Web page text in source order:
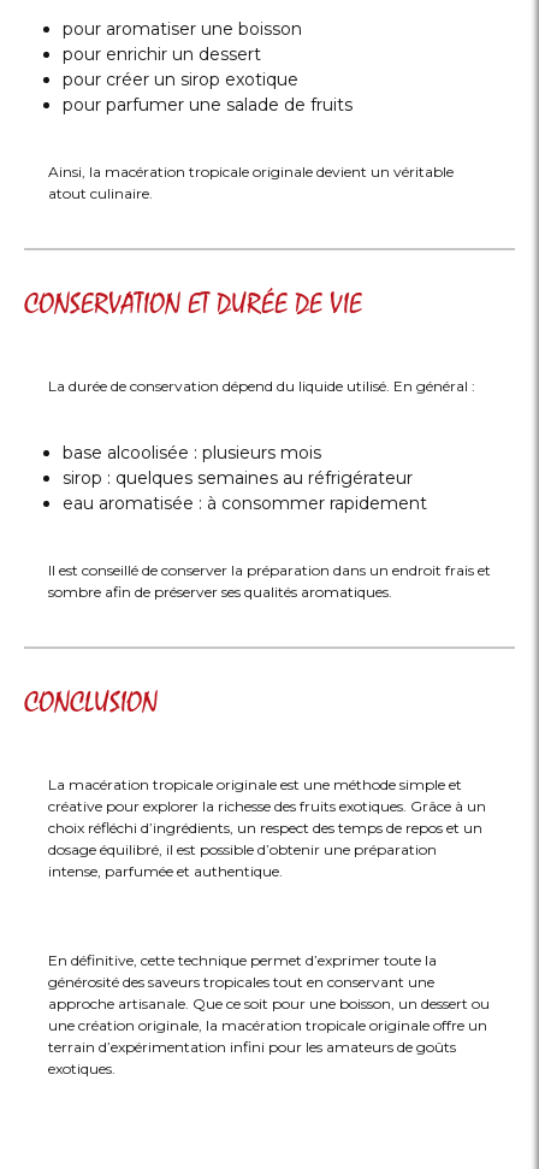
pour aromatiser une boisson
pour enrichir un dessert
pour créer un sirop exotique
pour parfumer une salade de fruits
Ainsi, la macération tropicale originale devient un véritable
atout culinaire.
CONSERVATION ET DURÉE DE VIE
La durée de conservation dépend du liquide utilisé. En général :
base alcoolisée : plusieurs mois
sirop : quelques semaines au réfrigérateur
eau aromatisée : à consommer rapidement
Il est conseillé de conserver la préparation dans un endroit frais et
sombre afin de préserver ses qualités aromatiques.
CONCLUSION
La macération tropicale originale est une méthode simple et
créative pour explorer la richesse des fruits exotiques. Grâce à un
choix réfléchi d’ingrédients, un respect des temps de repos et un
dosage équilibré, il est possible d’obtenir une préparation
intense, parfumée et authentique.
En définitive, cette technique permet d’exprimer toute la
générosité des saveurs tropicales tout en conservant une
approche artisanale. Que ce soit pour une boisson, un dessert ou
une création originale, la macération tropicale originale offre un
terrain d’expérimentation infini pour les amateurs de goûts
exotiques.